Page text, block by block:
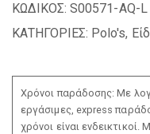
ΚΩΔΙΚΟΣ: S00571-AQ-L
ΚΑΤΗΓΟΡΊΕΣ: Polo's,
Χρόνοι παράδοσης: Με
εργάσιμες, express
χρόνοι είναι